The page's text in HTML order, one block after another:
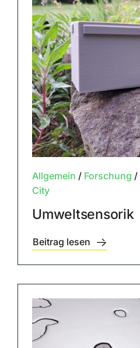
Allgemein / Forschung /
City
Umweltsensorik
Beitrag lesen